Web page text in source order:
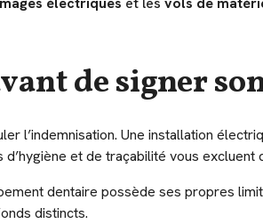
de signer
l’indemnisation. Une installation
et de traçabilité vous excluent
dentaire possède ses propres
distincts.